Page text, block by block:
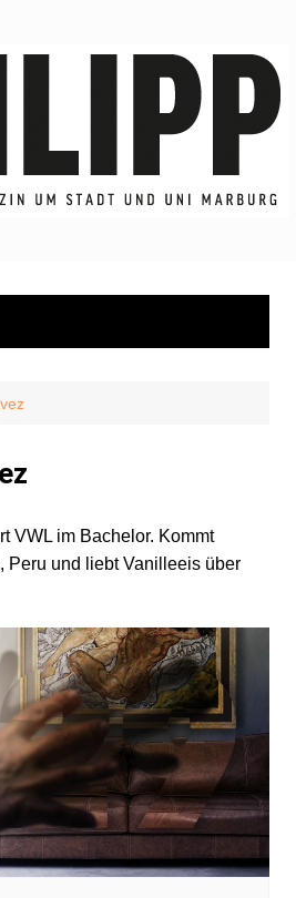
VWL im Bachelor. Kommt
Peru und liebt Vanilleeis über